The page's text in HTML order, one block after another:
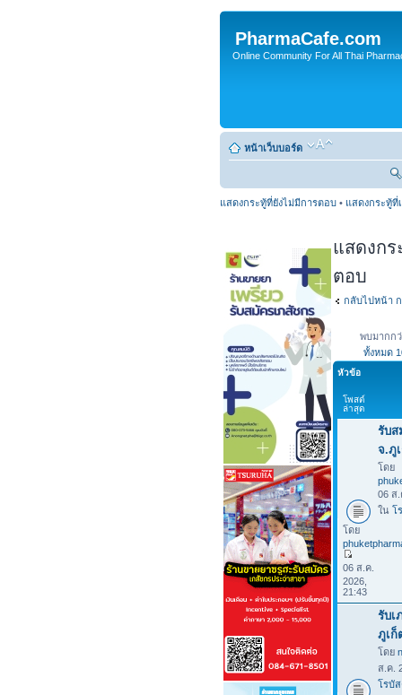
PharmaCafe.com
Online Community For All Thai
หน้าเว็บบอร์ด
แสดงกระทู้ที่ยังไม่มีการตอบ • แสดงกระทู้ที่
แสดงกร
ตอบ
กลับไปหน้า
พบมากก
ทั้งหมด
หัวข้อ
โพสต์
ล่าสุด
รับส
จ.ภู
โดย
06 ส.
ใน โ
โดย
06 ส.ค.
2026,
21:43
รับเ
ภูเก็
โดย
ส.ค.
โรบั